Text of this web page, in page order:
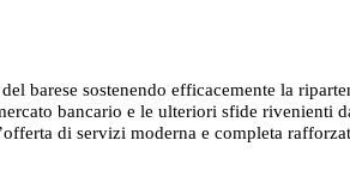
barese sostenendo efficacemente la
bancario e le ulteriori sfide rivenienti
di servizi moderna e completa